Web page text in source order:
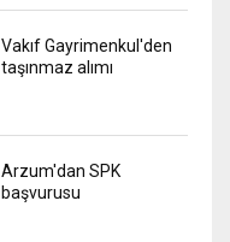
Vakıf Gayrimenkul'den
taşınmaz alımı
Arzum'dan SPK
başvurusu